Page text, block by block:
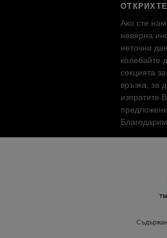
Ако сте
невярна
неточни
колебайте
секцията
връзка, за
изпратите